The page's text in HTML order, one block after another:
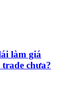
làm giá
chưa?